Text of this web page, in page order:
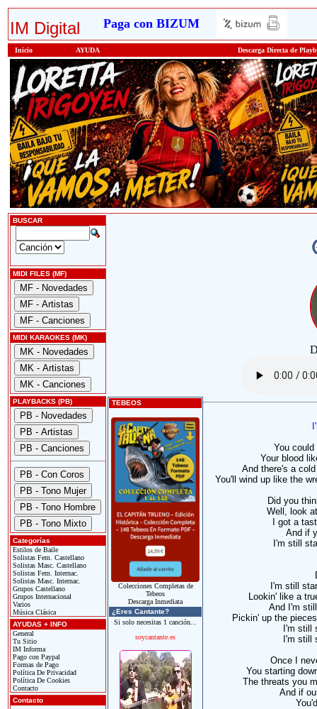
IM Digital Paga con BIZUM
Inicio AYUDA Descarga Directa de
BUSCAR
MIDI FILES (MF)
MIDI KARAOKES (MK)
PLAYBACKS (PB)
Categorías
Estilos de Baile
Solistas Fem. Castellano
Solistas Masc. Castellano
Solistas Fem. Internac.
Solistas Masc. Internac.
Grupos Castellano
Grupos Internacional
Varios
Música Clásica
AYUDAS + INFO
General
Tu Sitio
IM Informa
Pago con Paypal
Formas de Pago
Política De Privacidad
Política De Cookies
Contacto
Contacto
TEBEOS
Colecciones Completas de
Tebeos
Descarga Inmediata
¿Eres Cantante?
Si solo necesitas 1 canción...
soycantante.es
You
Your blood
And there's a
You'll wind up like the
Did you
Well, look
I got a
And if
I'm still
I'm still
Lookin' like a
And I'm
Pickin' up the
I'm still
I'm still
Once I
You starting
The threats you
And if